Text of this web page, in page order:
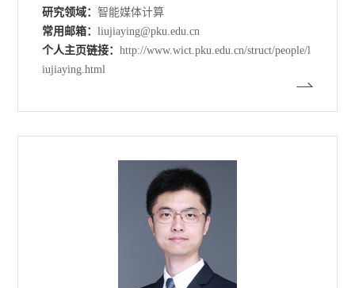
研究领域：智能媒体计算
常用邮箱：liujiaying@pku.edu.cn
个人主页链接：http://www.wict.pku.edu.cn/struct/people/l
iujiaying.html